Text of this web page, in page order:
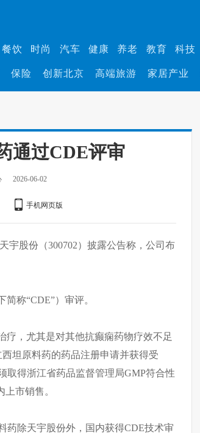
餐饮 时尚 汽车 健康 养老 教育 科技
保险 创新北京 高端旅游 家居产业
通过CDE评审
2026-06-02
手机网页版
宇股份（300702）披露公告称，公司布
称“CDE”）审评。
疗，尤其是对其他抗癫痫药物疗效不足
坦原料药的药品注册申请并获得受
取得浙江省药品监督管理局GMP符合性
市销售。
药除天宇股份外，国内获得CDE技术审